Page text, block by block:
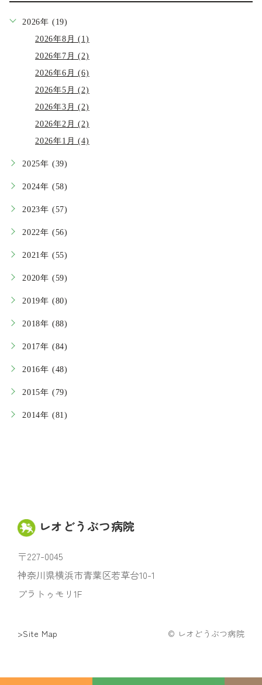
2026年 (19)
2026年8月 (1)
2026年7月 (2)
2026年6月 (6)
2026年5月 (2)
2026年3月 (2)
2026年2月 (2)
2026年1月 (4)
2025年 (39)
2024年 (58)
2023年 (57)
2022年 (56)
2021年 (55)
2020年 (59)
2019年 (80)
2018年 (88)
2017年 (84)
2016年 (48)
2015年 (79)
2014年 (81)
レオどうぶつ病院
〒227-0045
神奈川県横浜市青葉区若草台10-1
プラトゥモリ1F
>Site Map © レオどうぶつ病院